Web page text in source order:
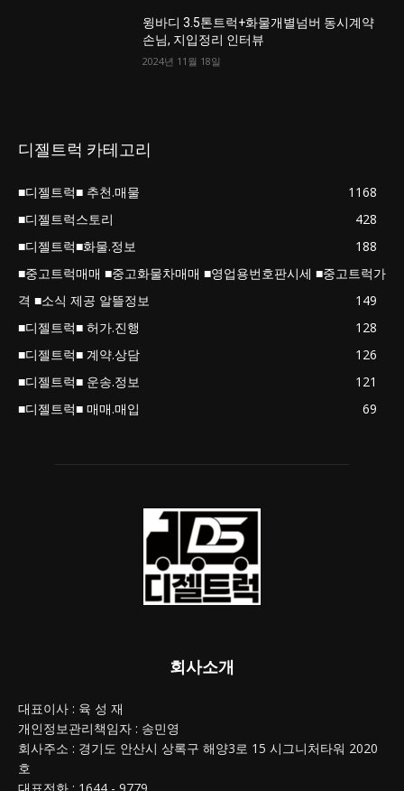
윙바디 3.5톤트럭+화물개별넘버 동시계약
손님, 지입정리 인터뷰
2024년 11월 18일
디젤트럭 카테고리
■디젤트럭■ 추천.매물
1168
■디젤트럭스토리
428
■디젤트럭■화물.정보
188
■중고트럭매매 ■중고화물차매매 ■영업용번호판시세 ■중고트럭가
격 ■소식 제공 알뜰정보
149
■디젤트럭■ 허가.진행
128
■디젤트럭■ 계약.상담
126
■디젤트럭■ 운송.정보
121
■디젤트럭■ 매매.매입
69
회사소개
대표이사 : 육 성 재
개인정보관리책임자 : 송민영
회사주소 : 경기도 안산시 상록구 해양3로 15 시그니처타워 2020
호